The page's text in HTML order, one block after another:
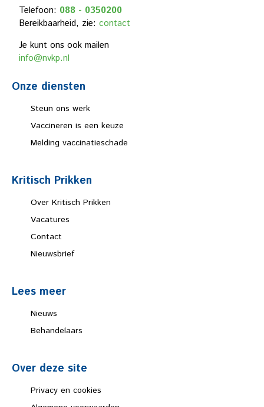
Telefoon: 088 - 0350200
Bereikbaarheid, zie: contact
Je kunt ons ook mailen
info@nvkp.nl
Onze diensten
Steun ons werk
Vaccineren is een keuze
Melding vaccinatieschade
Kritisch Prikken
Over Kritisch Prikken
Vacatures
Contact
Nieuwsbrief
Lees meer
Nieuws
Behandelaars
Over deze site
Privacy en cookies